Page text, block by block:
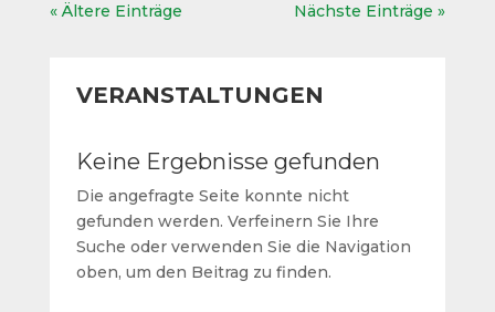
« Ältere Einträge Nächste Einträge »
VERANSTALTUNGEN
Keine Ergebnisse gefunden
Die angefragte Seite konnte nicht
gefunden werden. Verfeinern Sie Ihre
Suche oder verwenden Sie die Navigation
oben, um den Beitrag zu finden.